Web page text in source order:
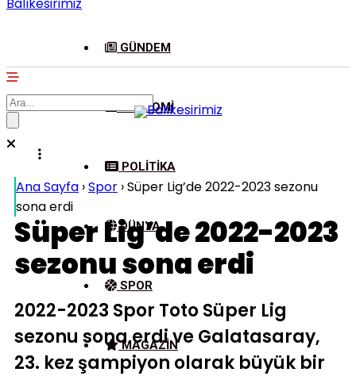
GÜNDEM
EKONOMI
POLITIKA
DÜNYA
SPOR
MAGAZIN
Ana Sayfa ›Spor ›Süper Lig’de 2022-2023 sezonu
sona erdi
Süper Lig’de 2022-2023
sezonu sona erdi
2022-2023 Spor Toto Süper Lig
sezonu sona erdi ve Galatasaray,
23. kez şampiyon olarak büyük bir